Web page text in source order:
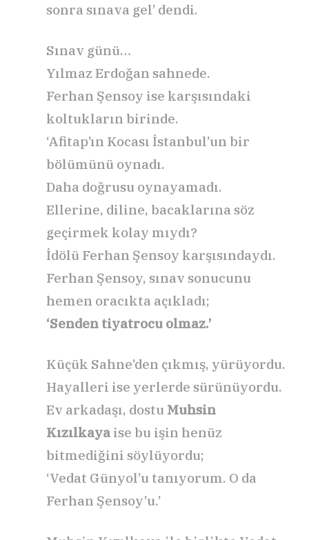
sonra sınava gel’ dendi.
Sınav günü…
Yılmaz Erdoğan sahnede.
Ferhan Şensoy ise karşısındaki
koltukların birinde.
‘Afitap’ın Kocası İstanbul’un bir
bölümünü oynadı.
Daha doğrusu oynayamadı.
Ellerine, diline, bacaklarına söz
geçirmek kolay mıydı?
İdölü Ferhan Şensoy karşısındaydı.
Ferhan Şensoy, sınav sonucunu
hemen oracıkta açıkladı;
‘Senden tiyatrocu olmaz.’
Küçük Sahne’den çıkmış, yürüyordu.
Hayalleri ise yerlerde sürünüyordu.
Ev arkadaşı, dostu Muhsin
Kızılkaya ise bu işin henüz
bitmediğini söylüyordu;
‘Vedat Günyol’u tanıyorum. O da
Ferhan Şensoy’u.’